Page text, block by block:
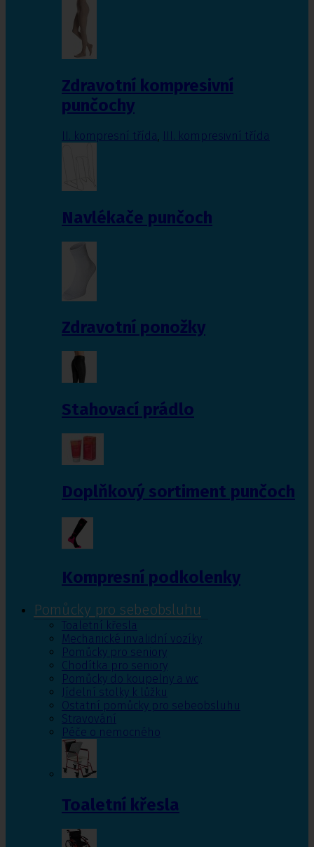
Zdravotní kompresivní
punčochy
II. kompresní třída III. kompresivní třída
Navlékače punčoch
Zdravotní ponožky
Stahovací prádlo
Doplňkový sortiment punčoch
Kompresní podkolenky
Pomůcky pro sebeobsluhu
Toaletní křesla
Mechanické invalidní vozíky
Pomůcky pro seniory
Chodítka pro seniory
Pomůcky do koupelny a wc
Jídelní stolky k lůžku
Ostatní pomůcky pro sebeobsluhu
Stravování
Péče o nemocného
Toaletní křesla